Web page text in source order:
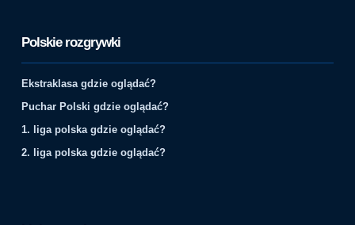
Polskie rozgrywki
Ekstraklasa gdzie oglądać?
Puchar Polski gdzie oglądać?
1. liga polska gdzie oglądać?
2. liga polska gdzie oglądać?